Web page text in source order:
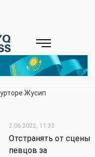
Жусип
2.06.2022, 11:32
Отстранять от сцены
певцов за